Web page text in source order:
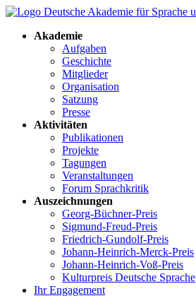
Akademie
Aufgaben
Geschichte
Mitglieder
Organisation
Satzung
Presse
Aktivitäten
Publikationen
Projekte
Tagungen
Veranstaltungen
Forum Sprachkritik
Auszeichnungen
Georg-Büchner-Preis
Sigmund-Freud-Preis
Friedrich-Gundolf-Preis
Johann-Heinrich-Merck-Preis
Johann-Heinrich-Voß-Preis
Kulturpreis Deutsche Sprache
Ihr Engagement